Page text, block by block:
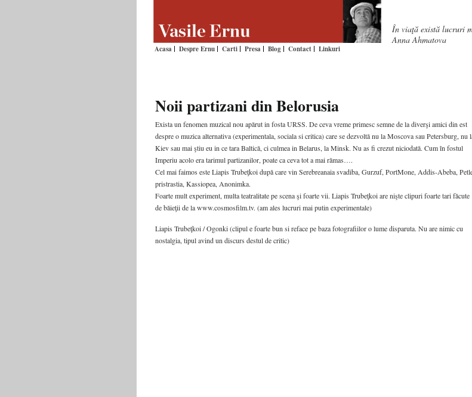
Acasa Despre Ernu Carti Presa Blog Contact Linkuri
În viaţă există lucruri
Anna Ahmatova
Noii partizani din Belorusia
Exista un fenomen muzical nou apărut in fosta URSS. De ceva vreme primesc semne de la diverşi amici din est
despre o muzica alternativa (experimentala, sociala si critica) care se dezvoltă nu la Moscova sau Petersburg, nu
Kiev sau mai ştiu eu in ce tara Baltică, ci culmea in Belarus, la Minsk. Nu as fi crezut niciodată. Cum în fostul
Imperiu acolo era tarimul partizanilor, poate ca ceva tot a mai rămas….
Cel mai faimos este Liapis Trubeţkoi după care vin Serebreanaia svadiba, Gurzuf, PortMone, Addis-Abeba,
pristrastia, Kassiopea, Anonimka.
Foarte mult experiment, multa teatralitate pe scena şi foarte vii. Liapis Trubeţkoi are nişte clipuri foarte tari făcute
de băieţii de la www.cosmosfilm.tv. (am ales lucruri mai putin experimentale)
Liapis Trubeţkoi / Ogonki (clipul e foarte bun si reface pe baza fotografiilor o lume disparuta. Nu are nimic cu
nostalgia, tipul avind un discurs destul de critic)